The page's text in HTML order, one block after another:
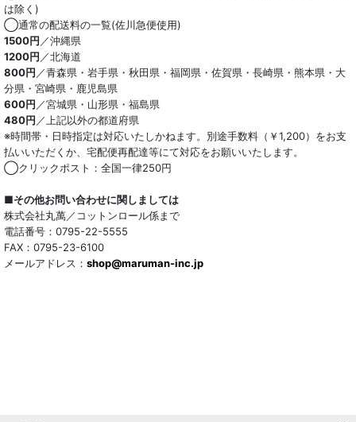
和紙混生地
ポリエステル混
テンセル混
キュプラ/レーヨン混
シルク混
ウール混
トリアセテート混
サッカー/クレープ
は除く)
◯通常の配送料の一覧(佐川急便使用)
1500円 ／沖縄県
1200円 ／北海道
800円 ／青森県・岩手県・秋田県・福岡県・佐賀県・長崎県・熊本県・大
分県・宮崎県・鹿児島県
600円 ／宮城県・山形県・福島県
480円 ／上記以外の都道府県
※時間帯・日時指定は対応いたしかねます。別途手数料（￥1,200）をお支
払いいただくか、宅配便再配達等にて対応をお願いいたします。
◯クリックポスト：全国一律250円
■その他お問い合わせに関しましては
株式会社丸萬／コットンロール係まで
電話番号：0795-22-5555
FAX：0795-23-6100
メールアドレス： shop@maruman-inc.jp